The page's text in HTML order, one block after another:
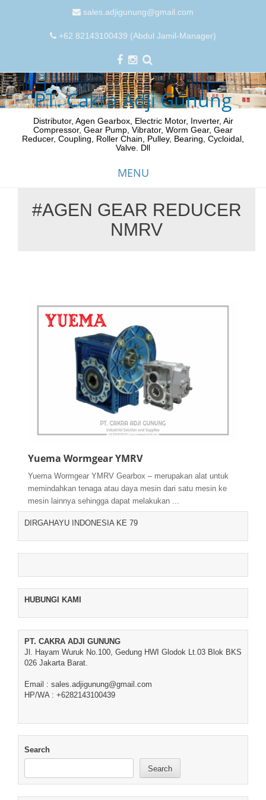
sales.adjigunung@gmail.com
+62 82143100439 (Abdul Jamil-Manager)
PT. Cakra Adji Gunung
Distributor, Agen Gearbox, Electric Motor, Inverter, Air
Compressor, Gear Pump, Vibrator, Worm Gear, Gear
Reducer, Coupling, Roller Chain, Pulley, Bearing, Cycloidal,
Valve. Dll
MENU
Skip
#AGEN GEAR REDUCER
NMRV
Yuema Wormgear YMRV
Yuema Wormgear YMRV Gearbox – merupakan alat untuk
memindahkan tenaga atau daya mesin dari satu mesin ke
mesin lainnya sehingga dapat melakukan ...
DIRGAHAYU INDONESIA KE 79
HUBUNGI KAMI
PT. CAKRA ADJI GUNUNG
Jl. Hayam Wuruk No.100, Gedung HWI Glodok Lt.03 Blok BKS
026 Jakarta Barat.
Email : sales.adjigunung@gmail.com
HP/WA : +6282143100439
Search
Search